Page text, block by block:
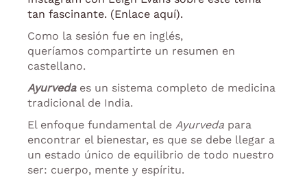
tan fascinante. (Enlace aquí).
Como la sesión fue en inglés,
queríamos compartirte un resumen en
castellano.
Ayurvedaes un sistema completo de medicina
tradicional de India.
El enfoque fundamental de Ayurveda para
encontrar el bienestar, es que se debe llegar a
un estado único de equilibrio de todo nuestro
ser: cuerpo, mente y espíritu.